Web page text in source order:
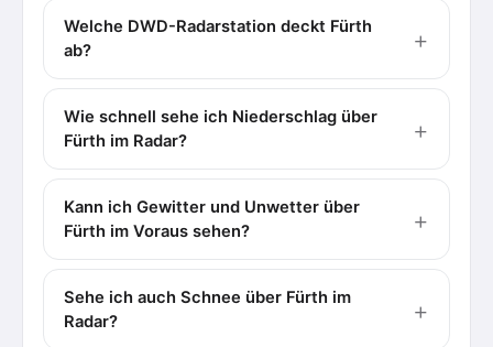
Welche DWD-Radarstation deckt Fürth
ab?
Wie schnell sehe ich Niederschlag über
Fürth im Radar?
Kann ich Gewitter und Unwetter über
Fürth im Voraus sehen?
Sehe ich auch Schnee über Fürth im
Radar?